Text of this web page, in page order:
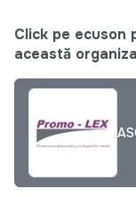
Click pe ecuson
această